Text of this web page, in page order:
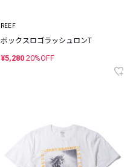
REEF
ボックスロゴラッシュロンT
¥5,280 20%OFF